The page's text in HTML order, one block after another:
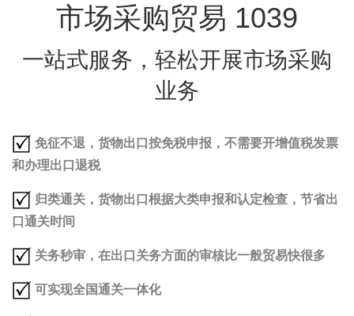
市场采购贸易 1039
一站式服务，轻松开展市场采购
业务
免征不退，货物出口按免税申报，不需要开增值税发票
和办理出口退税
归类通关，货物出口根据大类申报和认定检查，节省出
口通关时间
关务秒审，在出口关务方面的审核比一般贸易快很多
可实现全国通关一体化